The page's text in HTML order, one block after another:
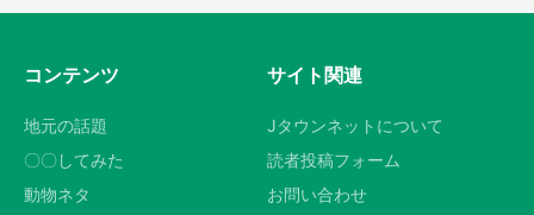
コンテンツ
地元の話題
〇〇してみた
動物ネタ
サイト関連
Jタウンネットについて
読者投稿フォーム
お問い合わせ